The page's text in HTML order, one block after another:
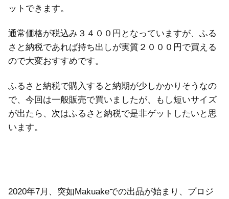
ットできます。
通常価格が税込み３４００円となっていますが、ふる
さと納税であれば持ち出しが実質２０００円で買える
ので大変おすすめです。
ふるさと納税で購入すると納期が少しかかりそうなの
で、今回は一般販売で買いましたが、もし短いサイズ
が出たら、次はふるさと納税で是非ゲットしたいと思
います。
2020年7月、突如Makuakeでの出品が始まり、プロジ